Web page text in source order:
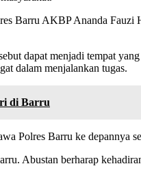
Barru AKBP Ananda Fauzi
dapat menjadi tempat
dalam menjalankan tugas.
di Barru
Polres Barru ke depannya
Abustan berharap